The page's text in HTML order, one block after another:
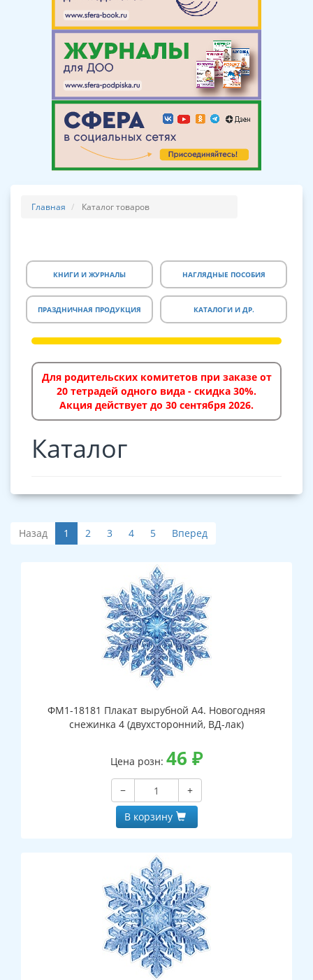
Главная Каталог товаров
КНИГИ И ЖУРНАЛЫ НАГЛЯДНЫЕ ПОСОБИЯ
ПРАЗДНИЧНАЯ ПРОДУКЦИЯ КАТАЛОГИ И ДР.
Для родительских комитетов при заказе от
20 тетрадей одного вида - скидка 30%.
Акция действует до 30 сентября 2026.
Каталог
Назад 1 2 3 4 5 Вперед
ФМ1-18181 Плакат вырубной А4. Новогодняя
снежинка 4 (двухсторонний, ВД-лак)
Цена розн: 46 ₽
−
+
В корзину